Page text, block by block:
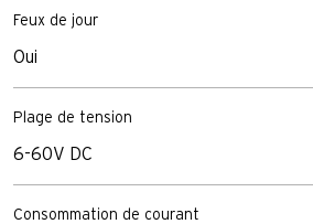
Feux de jour
Oui
Plage de tension
6-60V DC
Consommation de courant